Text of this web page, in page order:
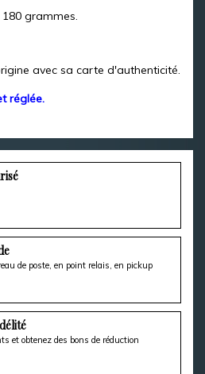
grammes.
avec sa carte d'authenticité.
réglée.
de poste, en point relais, en pickup
et obtenez des bons de réduction